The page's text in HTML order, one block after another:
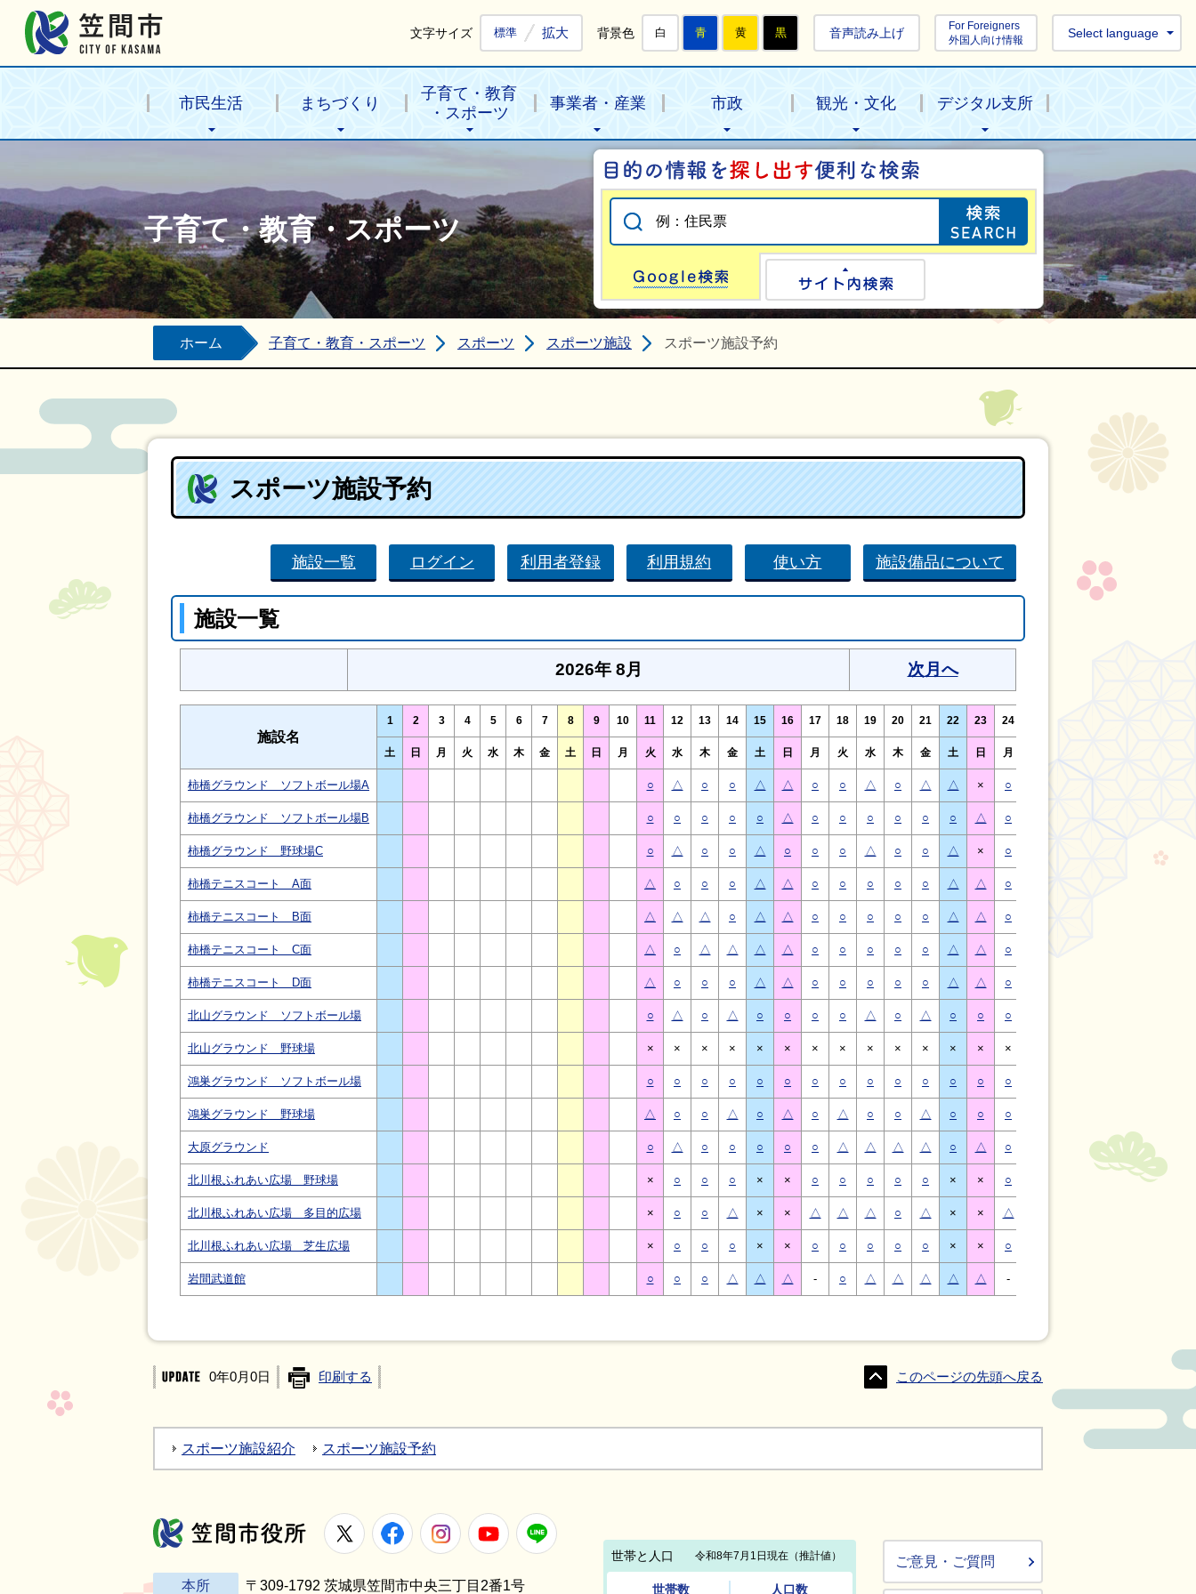
文字サイズ 標準 拡大 背景色 白 青 黄 黒 音声読み上げ
For Foreigners
外国人向け情報
Select language
市民生活 まちづくり
子育て・教育
・スポーツ
事業者・産業 市政 観光・文化 デジタル支所
子育て・教育・スポーツ
目的の情報を探
Google検索
ホーム 子育て・教育・スポーツ スポーツ スポーツ施設 スポーツ施設予約
スポーツ施設予約
施設一覧 ログイン 利用者登録 利用規約 使い方 施設備品について
施設一覧
2026年 8月 次月へ
施設名
1 2 3 4 5 6 7 8 9 10 11 12 13 14 15 16 17 18 19 20 21 22 23 24
土 日 月 火 水 木 金 土 日 月 火 水 木 金 土 日 月 火 水 木 金 土 日 月
柿橋グラウンド ソフトボール場A ○ △ ○ ○ △ △ ○ ○ △ ○ △ △ × ○
柿橋グラウンド ソフトボール場B ○ ○ ○ ○ ○ △ ○ ○ ○ ○ ○ ○ △ ○ ○
柿橋グラウンド 野球場C ○ △ ○ ○ △ ○ ○ ○ △ ○ ○ △ × ○
柿橋テニスコート A面 △ ○ ○ ○ △ △ ○ ○ ○ ○ ○ △ △ ○
柿橋テニスコート B面 △ △ △ ○ △ △ ○ ○ ○ ○ ○ △ △ ○
柿橋テニスコート C面 △ ○ △ △ △ △ ○ ○ ○ ○ ○ △ △ ○
柿橋テニスコート D面 △ ○ ○ ○ △ △ ○ ○ ○ ○ ○ △ △ ○
北山グラウンド ソフトボール場 ○ △ ○ △ ○ ○ ○ ○ △ ○ △ ○ ○ ○
北山グラウンド 野球場 × × × × × × × × × × × × × ×
鴻巣グラウンド ソフトボール場 ○ ○ ○ ○ ○ ○ ○ ○ ○ ○ ○ ○ ○ ○
鴻巣グラウンド 野球場 △ ○ ○ △ ○ △ ○ △ ○ ○ △ ○ ○ ○
大原グラウンド ○ △ ○ ○ ○ ○ ○ △ △ △ △ ○ △ ○ △ △ ○
北川根ふれあい広場 野球場 × ○ ○ ○ × × ○ ○ ○ ○ ○ × × ○ ×
北川根ふれあい広場 多目的広場 × ○ ○ △ × × △ △ △ ○ △ × × △
北川根ふれあい広場 芝生広場 × ○ ○ ○ × × ○ ○ ○ ○ ○ × × ○
岩間武道館 ○ ○ ○ △ △ △ - ○ △ △ △ △ △ -
0年0月0日 印刷する このページの先頭へ戻る
スポーツ施設紹介 スポーツ施設予約
笠間市役所
X FacebookInstagramYoutube
本所 〒309-1792 茨城県笠間市中央三丁目2番1号
ご意見・ご質問